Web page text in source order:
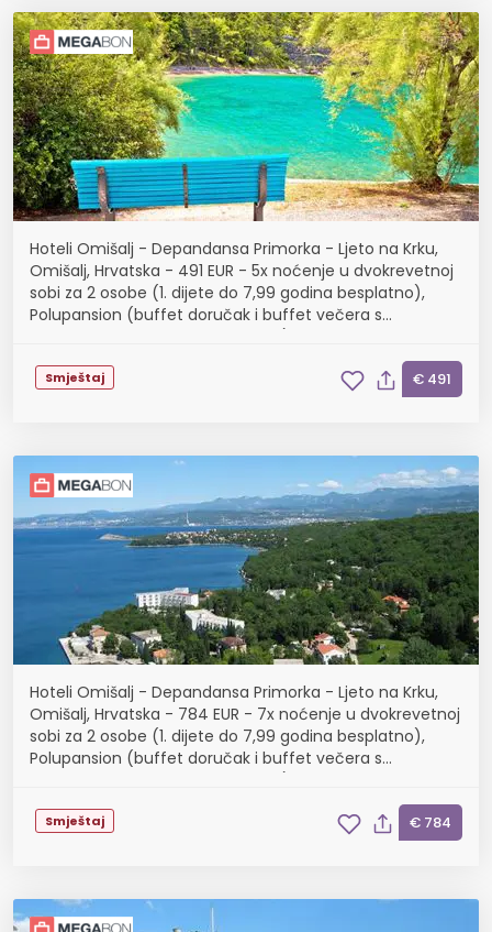
Hoteli Omišalj - Depandansa Primorka - Ljeto na Krku,
Omišalj, Hrvatska - 491 EUR - 5x noćenje u dvokrevetnoj
sobi za 2 osobe (1. dijete do 7,99 godina besplatno),
Polupansion (buffet doručak i buffet večera s
Smještaj € 491
Hoteli Omišalj - Depandansa Primorka - Ljeto na Krku,
Omišalj, Hrvatska - 784 EUR - 7x noćenje u dvokrevetnoj
sobi za 2 osobe (1. dijete do 7,99 godina besplatno),
Polupansion (buffet doručak i buffet večera s
Smještaj € 784